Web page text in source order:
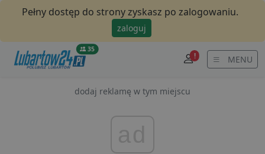
Pełny dostęp do strony zyskasz po zalogowaniu.
zaloguj
35
! MENU
dodaj reklamę w tym miejscu